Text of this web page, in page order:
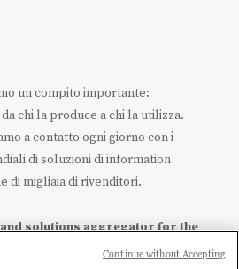
un compito importante:
chi la produce a chi la utilizza.
a contatto ogni giorno con i
di soluzioni di information
di migliaia di rivenditori.
solutions aggregator for the
Continue without Accepting